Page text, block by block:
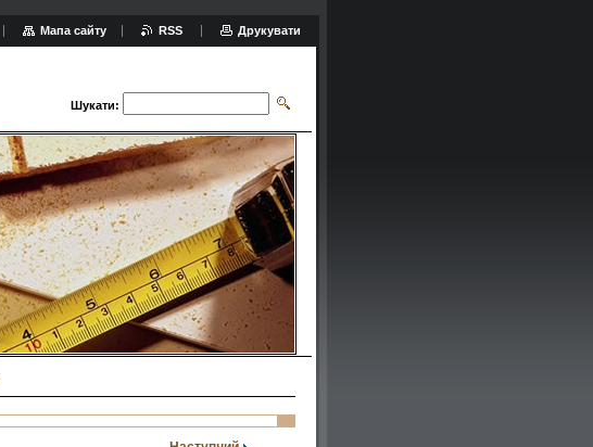
Шукати:
Мапа сайту RSS Друкувати